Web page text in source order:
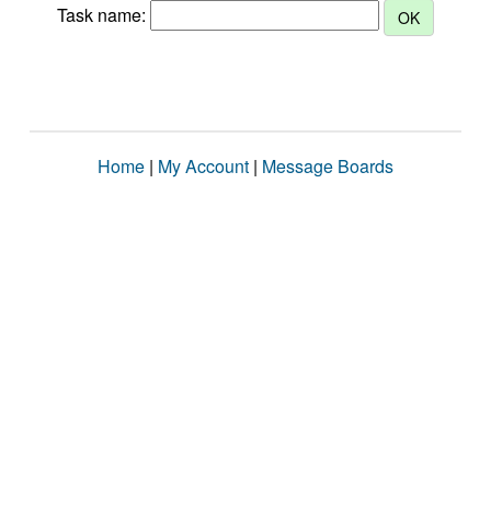
Task name:
Home | My Account | Message Boards